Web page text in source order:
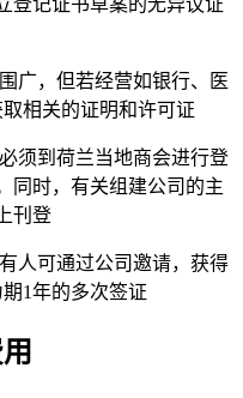
登记证书草案的无异议证
广，但若经营如银行、医
相关的证明和许可证
须到荷兰当地商会进行登
同时，有关组建公司的主
刊登
人可通过公司邀请，获得
1年的多次签证